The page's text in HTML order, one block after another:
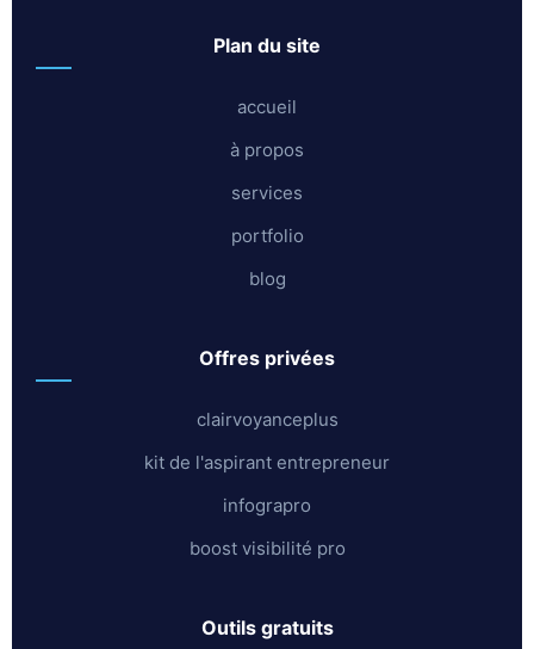
plan du site
accueil
à propos
services
portfolio
blog
offres privées
clairvoyanceplus
kit de l'aspirant entrepreneur
infograpro
boost visibilité pro
outils gratuits